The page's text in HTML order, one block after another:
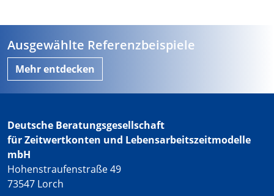
Ausgewählte Referenzbeispiele
Mehr entdecken
Deutsche Beratungsgesellschaft
für Zeitwertkonten und Lebensarbeitszeitmodelle
mbH
Hohenstraufenstraße 49
73547 Lorch